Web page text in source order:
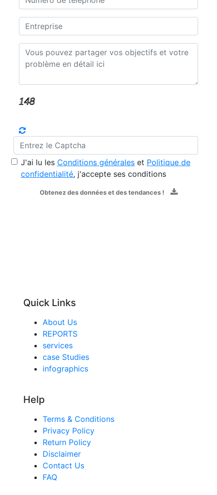
J'ai lu les Conditions générales et Politique de
confidentialité, j'accepte ses conditions
Obtenez des données et des tendances !
Quick Links
About Us
REPORTS
services
case Studies
infographics
Help
Terms & Conditions
Privacy Policy
Return Policy
Disclaimer
Contact Us
FAQ